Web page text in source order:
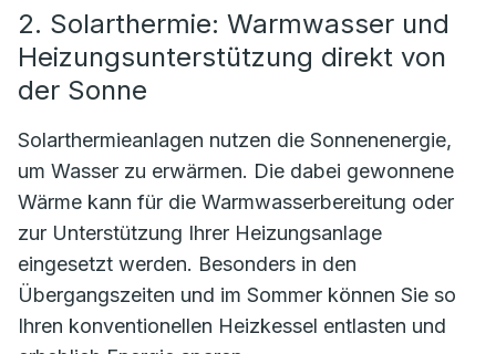
2. Solarthermie: Warmwasser und
Heizungsunterstützung direkt von
der Sonne
Solarthermieanlagen nutzen die Sonnenenergie,
um Wasser zu erwärmen. Die dabei gewonnene
Wärme kann für die Warmwasserbereitung oder
zur Unterstützung Ihrer Heizungsanlage
eingesetzt werden. Besonders in den
Übergangszeiten und im Sommer können Sie so
Ihren konventionellen Heizkessel entlasten und